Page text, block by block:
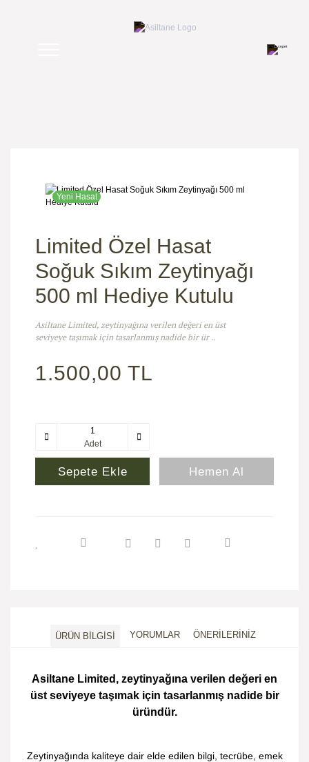
Yeni Hasat
Limited Özel Hasat
Soğuk Sıkım Zeytinyağı
500 ml Hediye Kutulu
Asiltane Limited, zeytinyağına verilen değeri en üst
seviyeye taşımak için tasarlanmış nadide bir ür ..
1.500,00 TL
Adet
Sepete Ekle Hemen Al
ÜRÜN BİLGİSİ YORUMLAR ÖNERİLERİNİZ
Asiltane Limited, zeytinyağına verilen değeri en
üst seviyeye taşımak için tasarlanmış nadide bir
üründür.
Zeytinyağında kaliteye dair elde edilen bilgi, tecrübe, emek